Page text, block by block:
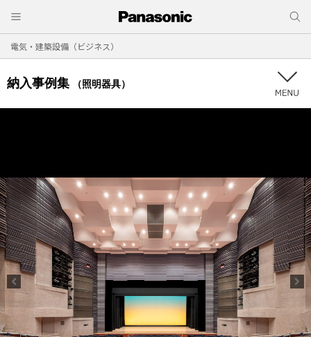
電気・建築設備（ビジネス）
納入事例集 （照明器具）